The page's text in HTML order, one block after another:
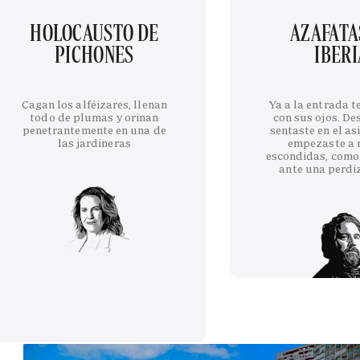
HOLOCAUSTO DE
PICHONES
Cagan los alféizares, llenan
todo de plumas y orinan
penetrantemente en una de
las jardineras
Ya a la entrada
con sus ojos.
sentaste en el
empezaste a
escondidas,
ante una